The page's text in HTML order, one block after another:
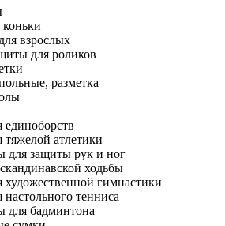
взрослых
для роликов
разметка
единоборств
тяжелой атлетики
для защиты рук и ног
ходьбы
художественной гимнастики
тенниса
для бадминтона